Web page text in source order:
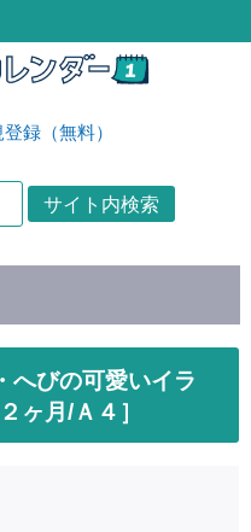
録（無料）
びの可愛いイラ
ヶ月/Ａ４］